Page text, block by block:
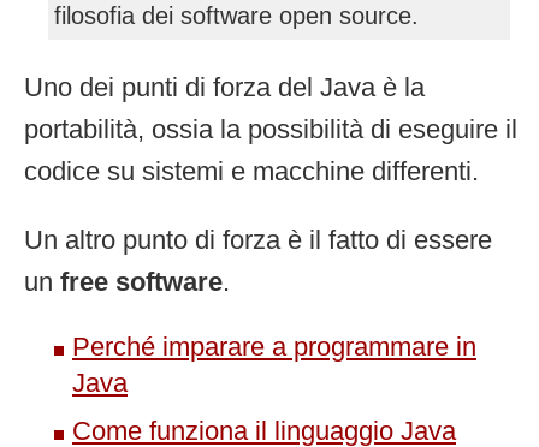
filosofia dei software open source.
Uno dei punti di forza del Java è la
portabilità, ossia la possibilità di eseguire il
codice su sistemi e macchine differenti.
Un altro punto di forza è il fatto di essere
un free software.
Perché imparare a programmare in
Java
Come funziona il linguaggio Java